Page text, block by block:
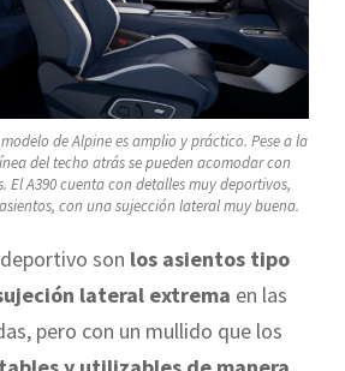
de Alpine es amplio y práctico. Pese a la
del techo atrás se pueden acomodar con
El A390 cuenta con detalles muy deportivos,
con una sujección lateral muy buena.
son los asientos tipo
lateral extrema en las
pero con un mullido que los